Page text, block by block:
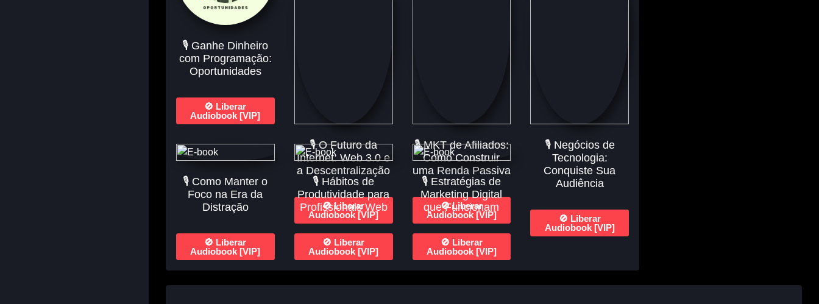
🎙️ Ganhe Dinheiro
com Programação:
Oportunidades
🚫 Liberar
Audiobook [VIP]
🎙️ O Futuro da
Internet: Web 3.0 e
a Descentralização
🚫 Liberar
Audiobook [VIP]
🎙️ MKT de Afiliados:
Como Construir
uma Renda Passiva
🚫 Liberar
Audiobook [VIP]
🎙️ Negócios de
Tecnologia:
Conquiste Sua
Audiência
🚫 Liberar
Audiobook [VIP]
🎙️ Como Manter o
Foco na Era da
Distração
🚫 Liberar
Audiobook [VIP]
🎙️ Hábitos de
Produtividade para
Profissionais Web
🚫 Liberar
Audiobook [VIP]
🎙️ Estratégias de
Marketing Digital
que Funcionam
🚫 Liberar
Audiobook [VIP]